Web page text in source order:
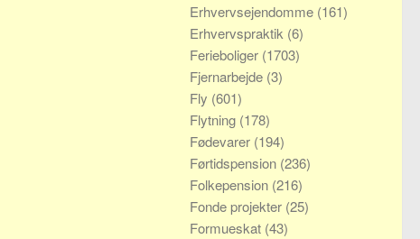
Erhvervsejendomme (161)
Erhvervspraktik (6)
Ferieboliger (1703)
Fjernarbejde (3)
Fly (601)
Flytning (178)
Fødevarer (194)
Førtidspension (236)
Folkepension (216)
Fonde projekter (25)
Formueskat (43)